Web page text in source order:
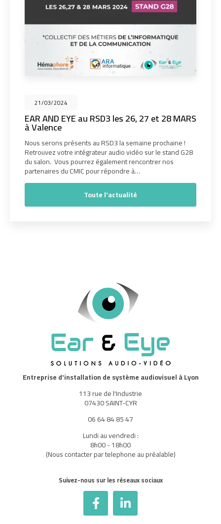
21/03/2024
EAR AND EYE au RSD3 les 26, 27 et 28 MARS
à Valence
Nous serons présents au RSD3 la semaine prochaine !
Retrouvez votre intégrateur audio vidéo sur le stand G28
du salon. Vous pourrez également rencontrer nos
partenaires du CMIC pour répondre à…
Toute l'actualité
Entreprise d'installation de système audiovisuel à Lyon
113 rue de l'Industrie
07430 SAINT-CYR
06 64 84 85 47
Lundi au vendredi :
8h00 - 18h00
(Nous contacter par telephone au préalable)
Suivez-nous sur les réseaux sociaux